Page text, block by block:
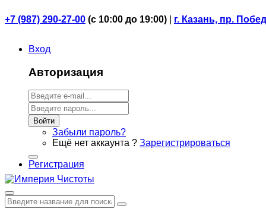
+7 (987) 290-27-00 (с 10:00 до 19:00) г. Казань, пр.
Вход
Авторизация
Войти
Забыли пароль?
Ещё нет аккаунта ? Зарегистрироваться
Регистрация